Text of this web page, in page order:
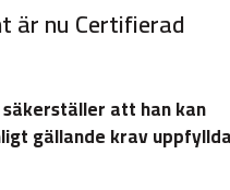
är nu Certifierad
att han kan
gällande krav